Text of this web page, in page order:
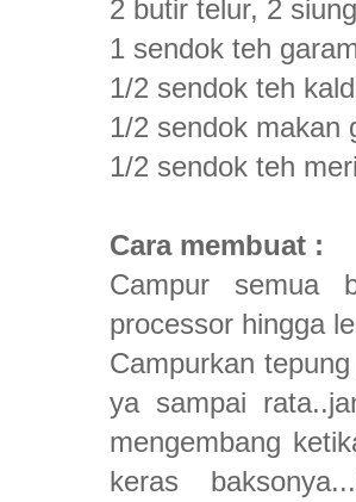
2 butir telur, 2
1 sendok teh
1/2 sendok teh
1/2 sendok makan
1/2 sendok teh
Cara membuat :
Campur semua
processor hingga
Campurkan
ya sampai
mengembang
keras